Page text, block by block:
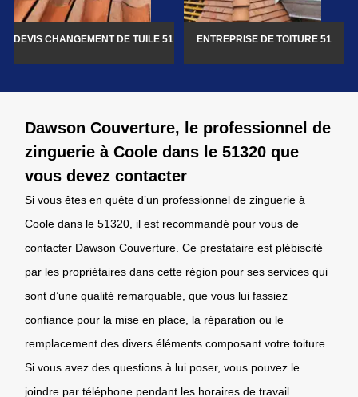
DEVIS CHANGEMENT DE TUILE 51 ENTREPRISE DE TOITURE 51
Dawson Couverture, le professionnel de
zinguerie à Coole dans le 51320 que
vous devez contacter
Si vous êtes en quête d’un professionnel de zinguerie à
Coole dans le 51320, il est recommandé pour vous de
contacter Dawson Couverture. Ce prestataire est plébiscité
par les propriétaires dans cette région pour ses services qui
sont d’une qualité remarquable, que vous lui fassiez
confiance pour la mise en place, la réparation ou le
remplacement des divers éléments composant votre toiture.
Si vous avez des questions à lui poser, vous pouvez le
joindre par téléphone pendant les horaires de travail.